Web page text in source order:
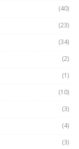
(40)
(23)
(34)
(2)
(1)
(10)
(3)
(4)
(3)